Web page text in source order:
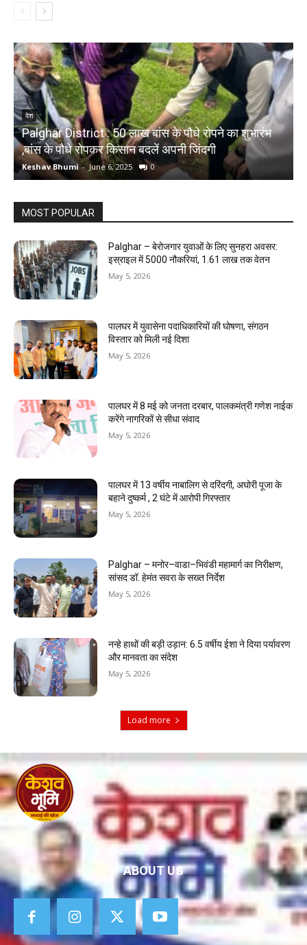
देश
Palghar District : 50 लाख बांस के पौधे रोपने का शुभारंभ
,बांस के पौधे रोपकर किसान बदलें अपनी जिंदगी
Keshav Bhumi - June 6, 2025 0
MOST POPULAR
Palghar – बेरोजगार युवाओं के लिए सुनहरा अवसर:
इस्राइल में 5000 नौकरियां, ₹1.61 लाख तक वेतन
May 5, 2026
पालघर में युवासेना पदाधिकारियों की घोषणा, संगठन
विस्तार को मिली नई दिशा
May 5, 2026
पालघर में 8 मई को जनता दरबार, पालकमंत्री गणेश नाईक
करेंगे नागरिकों से सीधा संवाद
May 5, 2026
पालघर में 13 वर्षीय नाबालिग से दरिंदगी, अघोरी पूजा के
बहाने दुष्कर्म , 2 घंटे में आरोपी गिरफ्तार
May 5, 2026
Palghar – मनोर–वाडा–भिवंडी महामार्ग का निरीक्षण,
सांसद डॉ. हेमंत सवरा के सख्त निर्देश
May 5, 2026
नन्हे हाथों की बड़ी उड़ान: 6.5 वर्षीय ईशा ने दिया पर्यावरण
और मानवता का संदेश
May 5, 2026
Load more
ABOUT US